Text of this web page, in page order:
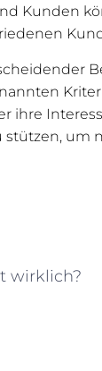
Kunden
ihre
stützen,
wirklich?